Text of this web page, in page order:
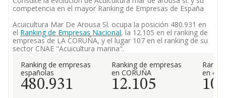
competencia en el mayor Ranking de Empresas de España
Acuicultura Mar De Arousa Sl. ocupa la posición 480.931 en
el Ranking de Empresas Nacional, la 12.105 en el ranking de
empresas de LA CORUÑA, y el lugar 107 en el ranking de su
sector CNAE "Acuicultura marina".
Ranking de empresas
españolas
480.931
Ranking de empresas
en CORUÑA
12.105
en el
107